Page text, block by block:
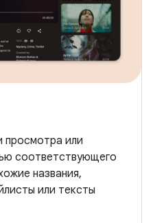
просмотра или
соответствующего
названия,
или тексты